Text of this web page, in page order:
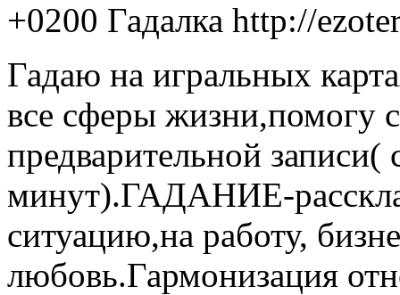
+0200 Гадалка http://
Гадаю на игральных
все сферы жизни,помогу
предварительной записи(
минут).ГАДАНИЕ-
ситуацию,на работу,
любовь.Гармонизация